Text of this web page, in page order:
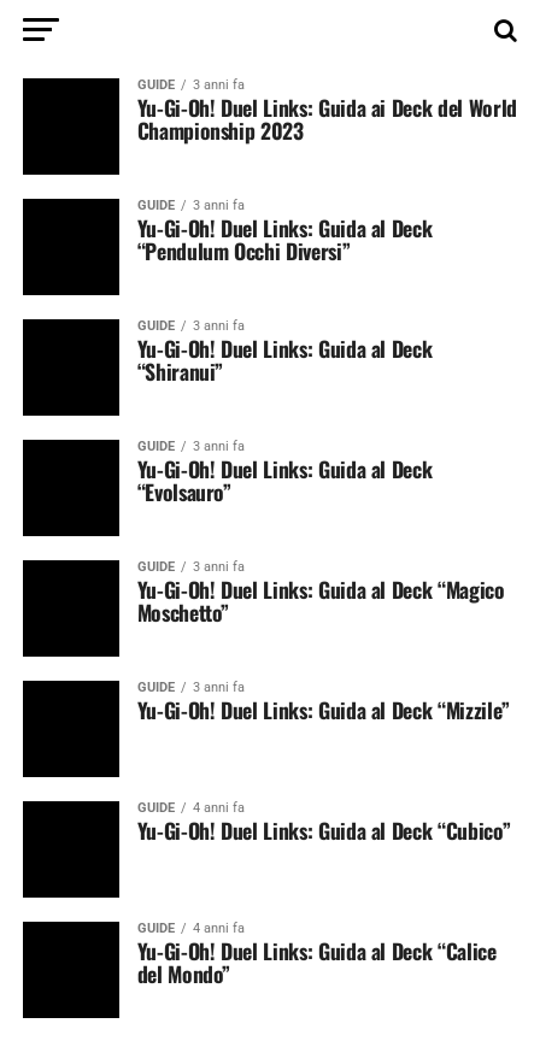
GUIDE 3 anni fa
Yu-Gi-Oh! Duel Links: Guida ai Deck del World
Championship 2023
GUIDE 3 anni fa
Yu-Gi-Oh! Duel Links: Guida al Deck
“Pendulum Occhi Diversi”
GUIDE 3 anni fa
Yu-Gi-Oh! Duel Links: Guida al Deck
“Shiranui”
GUIDE 3 anni fa
Yu-Gi-Oh! Duel Links: Guida al Deck
“Evolsauro”
GUIDE 3 anni fa
Yu-Gi-Oh! Duel Links: Guida al Deck “Magico
Moschetto”
GUIDE 3 anni fa
Yu-Gi-Oh! Duel Links: Guida al Deck “Mizzile”
GUIDE 4 anni fa
Yu-Gi-Oh! Duel Links: Guida al Deck “Cubico”
GUIDE 4 anni fa
Yu-Gi-Oh! Duel Links: Guida al Deck “Calice
del Mondo”